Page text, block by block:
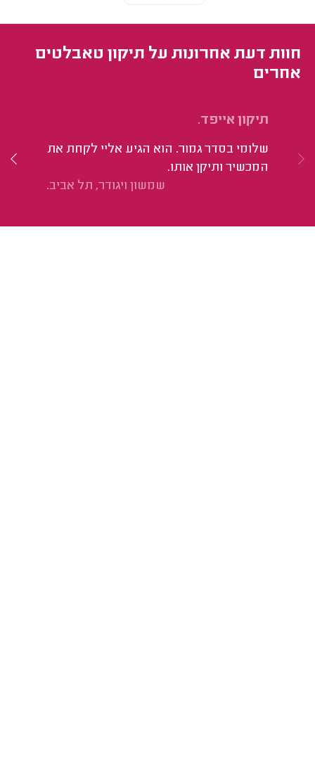
חוות דעת אחרונות על תיקון טאבלטים
אחרים
תיקון אייפד.
שלומי בסדר גמור. הוא הגיע אליי לקחת את
המכשיר ותיקן אותו.
שמשון ויגודר, תל אביב.